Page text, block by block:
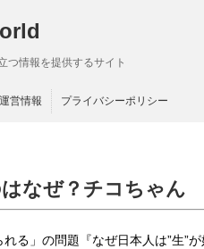
つ情報を提供するサイト
運営情報 プライバシーポリシー
なぜ？チコちゃん
る」の問題『なぜ日本人は”生”